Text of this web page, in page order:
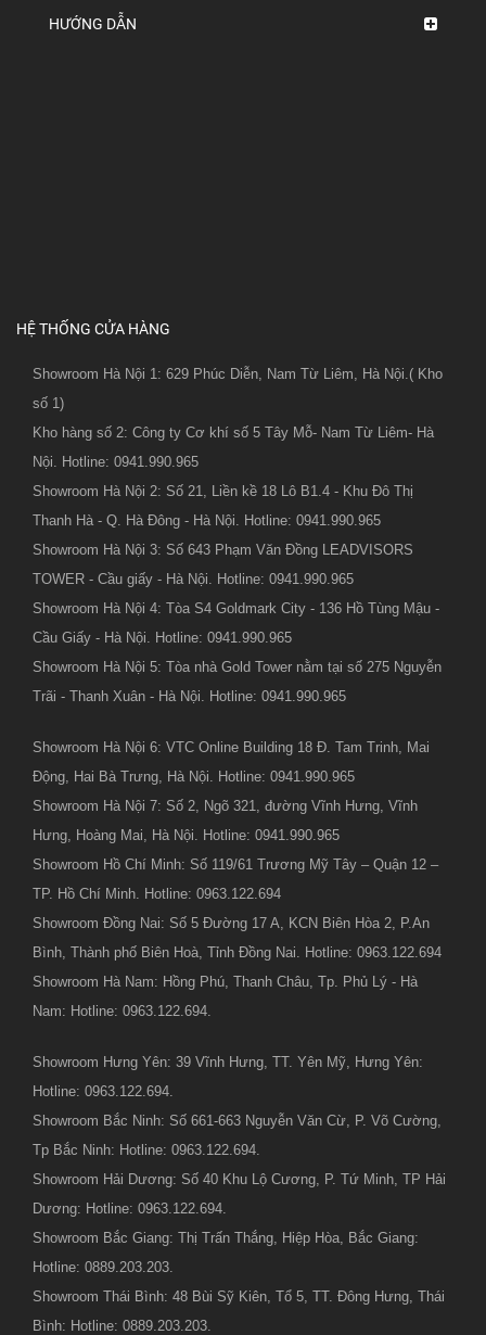
HƯỚNG DẪN
HỆ THỐNG CỬA HÀNG
Showroom Hà Nội 1: 629 Phúc Diễn, Nam Từ Liêm, Hà Nội.( Kho
số 1)
Kho hàng số 2: Công ty Cơ khí số 5 Tây Mỗ- Nam Từ Liêm- Hà
Nội. Hotline: 0941.990.965
Showroom Hà Nội 2: Số 21, Liền kề 18 Lô B1.4 - Khu Đô Thị
Thanh Hà - Q. Hà Đông - Hà Nội. Hotline: 0941.990.965
Showroom Hà Nội 3: Số 643 Phạm Văn Đồng LEADVISORS
TOWER - Cầu giấy - Hà Nội. Hotline: 0941.990.965
Showroom Hà Nội 4: Tòa S4 Goldmark City - 136 Hồ Tùng Mậu -
Cầu Giấy - Hà Nội. Hotline: 0941.990.965
Showroom Hà Nội 5: Tòa nhà Gold Tower nằm tại số 275 Nguyễn
Trãi - Thanh Xuân - Hà Nội. Hotline: 0941.990.965
Showroom Hà Nội 6: VTC Online Building 18 Đ. Tam Trinh, Mai
Động, Hai Bà Trưng, Hà Nội. Hotline: 0941.990.965
Showroom Hà Nội 7: Số 2, Ngõ 321, đường Vĩnh Hưng, Vĩnh
Hưng, Hoàng Mai, Hà Nội. Hotline: 0941.990.965
Showroom Hồ Chí Minh: Số 119/61 Trương Mỹ Tây – Quận 12 –
TP. Hồ Chí Minh. Hotline: 0963.122.694
Showroom Đồng Nai: Số 5 Đường 17 A, KCN Biên Hòa 2, P.An
Bình, Thành phố Biên Hoà, Tỉnh Đồng Nai. Hotline: 0963.122.694
Showroom Hà Nam: Hồng Phú, Thanh Châu, Tp. Phủ Lý - Hà
Nam: Hotline: 0963.122.694.
Showroom Hưng Yên: 39 Vĩnh Hưng, TT. Yên Mỹ, Hưng Yên:
Hotline: 0963.122.694.
Showroom Bắc Ninh: Số 661-663 Nguyễn Văn Cừ, P. Võ Cường,
Tp Bắc Ninh: Hotline: 0963.122.694.
Showroom Hải Dương: Số 40 Khu Lộ Cương, P. Tứ Minh, TP Hải
Dương: Hotline: 0963.122.694.
Showroom Bắc Giang: Thị Trấn Thắng, Hiệp Hòa, Bắc Giang:
Hotline: 0889.203.203.
Showroom Thái Bình: 48 Bùi Sỹ Kiên, Tổ 5, TT. Đông Hưng, Thái
Bình: Hotline: 0889.203.203.